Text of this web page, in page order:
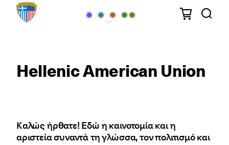
Ελληνοαμερικανική
Hellenic American Union
Kαλώς ήρθατε! Εδώ η καινοτομία και η
αριστεία συναντά τη γλώσσα, τον πολιτισμό και